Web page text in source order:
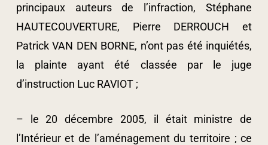
principaux auteurs de l’infraction, Stéphane
HAUTECOUVERTURE, Pierre DERROUCH et
Patrick VAN DEN BORNE, n’ont pas été inquiétés,
la plainte ayant été classée par le juge
d’instruction Luc RAVIOT ;
– le 20 décembre 2005, il était ministre de
l’Intérieur et de l’aménagement du territoire ; ce